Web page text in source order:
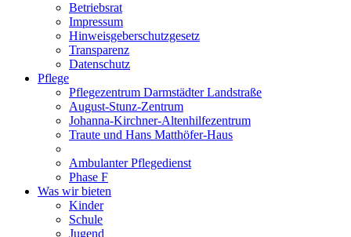
Betriebsrat
Impressum
Hinweisgeberschutzgesetz
Transparenz
Datenschutz
Pflege
Pflegezentrum Darmstädter Landstraße
August-Stunz-Zentrum
Johanna-Kirchner-Altenhilfezentrum
Traute und Hans Matthöfer-Haus
Ambulanter Pflegedienst
Phase F
Was wir bieten
Kinder
Schule
Jugend